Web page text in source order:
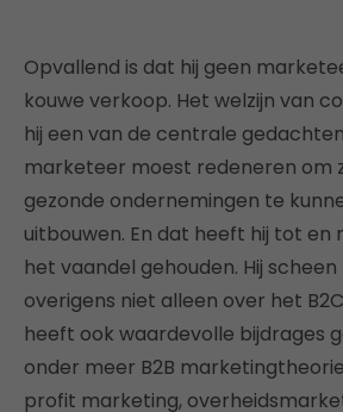
Opvallend is dat hij geen
kouwe verkoop. Het welzijn van
hij een van de centrale
marketeer moest redeneren om
gezonde ondernemingen te
uitbouwen. En dat heeft hij tot en
het vaandel gehouden. Hij scheen
overigens niet alleen over het
heeft ook waardevolle bijdrages
onder meer B2B
profit marketing,